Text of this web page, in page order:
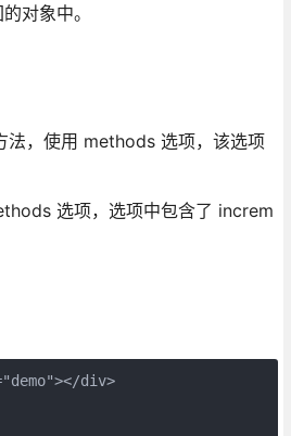
对象中。
法，使用 methods 选项，该选项
选项，选项中包含了 increm
div>